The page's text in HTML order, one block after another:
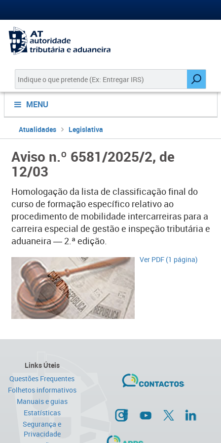
MENU
Atualidades Legislativa
Aviso n.º 6581/2025/2, de
12/03
Homologação da lista de classificação final do
curso de formação específico relativo ao
procedimento de mobilidade intercarreiras para a
carreira especial de gestão e inspeção tributária e
aduaneira ― 2.ª edição.
Ver PDF (1 página)
Links Úteis
Questões Frequentes
Folhetos informativos
Manuais e guias
Estatísticas
Segurança e
Privacidade